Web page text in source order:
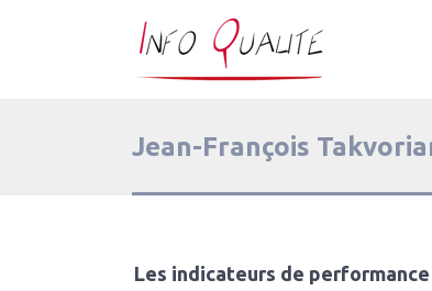
Jean-François
Les indicateurs de performance